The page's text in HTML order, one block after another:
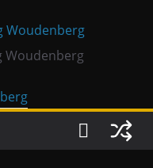
Woudenberg